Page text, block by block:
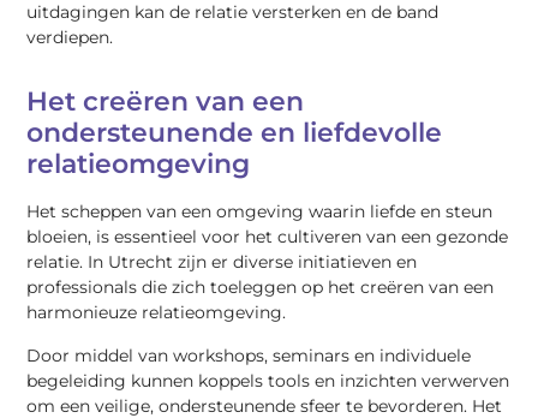
uitdagingen kan de relatie versterken en de band
verdiepen.
Het creëren van een
ondersteunende en liefdevolle
relatieomgeving
Het scheppen van een omgeving waarin liefde en steun
bloeien, is essentieel voor het cultiveren van een gezonde
relatie. In Utrecht zijn er diverse initiatieven en
professionals die zich toeleggen op het creëren van een
harmonieuze relatieomgeving.
Door middel van workshops, seminars en individuele
begeleiding kunnen koppels tools en inzichten verwerven
om een veilige, ondersteunende sfeer te bevorderen. Het